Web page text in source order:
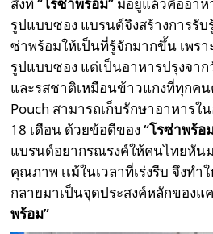
รูปแบบซอง แบรนด์จึงสร้างการรั
ซ่าพร้อมให้เป็นที่รู้จักมากขึ้น เพร
รูปแบบซอง แต่เป็นอาหารปรุงจา
และรสชาติเหมือนข้าวแกงที่ทุกค
Pouch สามารถเก็บรักษาอาหาร
18 เดือน ด้วยข้อดีของ“โรซ่าพร้อ
แบรนด์อยากรณรงค์ให้คนไทยหัน
คุณภาพ เเม้ในเวลาที่เร่งรีบ จึงท
กลายมาเป็นจุดประสงค์หลักของแ
พร้อม”